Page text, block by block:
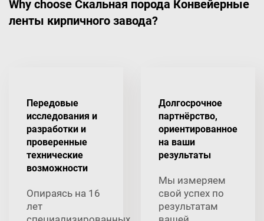
Why choose Скальная порода Конвейерные
ленты кирпичного завода?
Передовые
исследования и
разработки и
проверенные
технические
возможности
Опираясь на 16
лет
Долгосрочное
партнёрство,
ориентированное
на ваши
результаты
Мы измеряем
свой успех по
результатам